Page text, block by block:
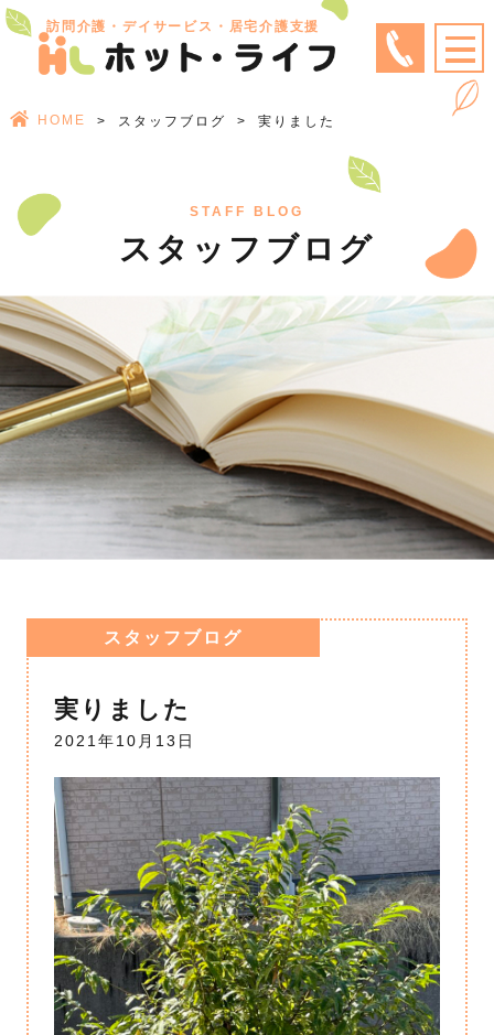
訪問介護・デイサービス・居宅介護支援
HOME スタッフブログ 実りました
STAFF BLOG
スタッフブログ
スタッフブログ
実りました
2021年10月13日